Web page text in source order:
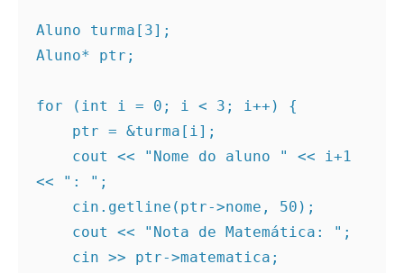
Aluno turma[3];
Aluno* ptr;
for (int i = 0; i < 3; i++) {
    ptr = &turma[i];
<< ": ";
    cin.getline(ptr->nome, 50);
    cout << "Nota de Matemática: ";
    cin >> ptr->matematica;